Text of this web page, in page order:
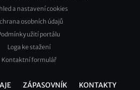
a nastavení cookies
osobních údajů
užití portálu
Loga ke stažení
Kontaktní formulář
ZÁPASOVNÍK KONTAKTY